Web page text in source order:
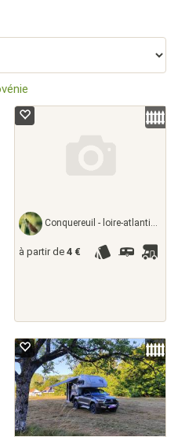
Conquereuil - loire-atlantique, France
à partir de 4 €